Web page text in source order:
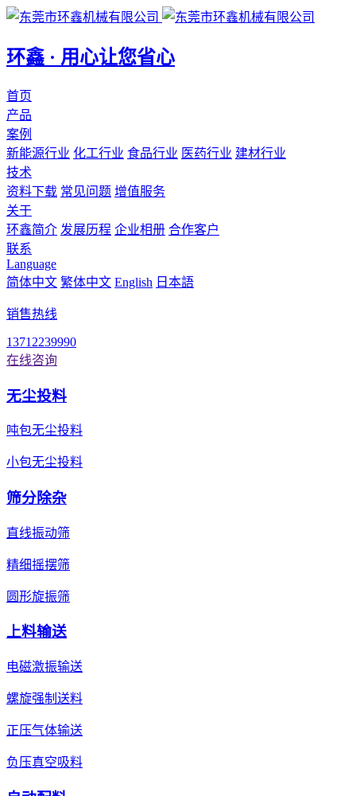
环鑫 · 用心让您省心
首页
产品
案例
新能源行业 化工行业 食品行业 医药行业 建材行业
技术
资料下载 常见问题 增值服务
关于
环鑫简介 发展历程 企业相册 合作客户
联系
Language
简体中文 繁体中文 English 日本語
销售热线
13712239990
在线咨询
无尘投料
吨包无尘投料
小包无尘投料
筛分除杂
直线振动筛
精细摇摆筛
圆形旋振筛
上料输送
电磁激振输送
螺旋强制送料
正压气体输送
负压真空吸料